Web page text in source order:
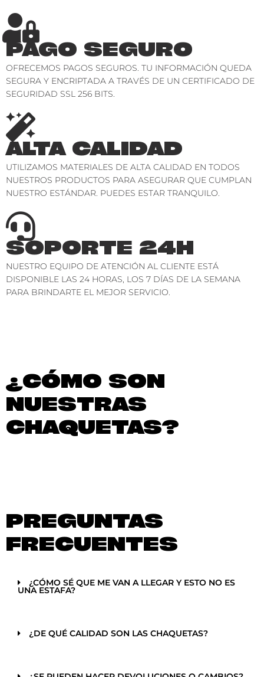
PAGO SEGURO
OFRECEMOS PAGOS SEGUROS. TU INFORMACIÓN QUEDA
SEGURA Y ENCRIPTADA A TRAVÉS DE UN CERTIFICADO DE
SEGURIDAD SSL 256 BITS.
ALTA CALIDAD
UTILIZAMOS MATERIALES DE ALTA CALIDAD EN TODOS
NUESTROS PRODUCTOS PARA ASEGURAR QUE CUMPLAN
NUESTRO ESTÁNDAR. PUEDES ESTAR TRANQUILO.
SOPORTE 24H
NUESTRO EQUIPO DE ATENCIÓN AL CLIENTE ESTÁ
DISPONIBLE LAS 24 HORAS, LOS 7 DÍAS DE LA SEMANA
PARA BRINDARTE EL MEJOR SERVICIO.
¿CÓMO SON
NUESTRAS
CHAQUETAS?
PREGUNTAS
FRECUENTES
¿CÓMO SÉ QUE ME VAN A LLEGAR Y ESTO NO ES
UNA ESTAFA?
¿DE QUÉ CALIDAD SON LAS CHAQUETAS?